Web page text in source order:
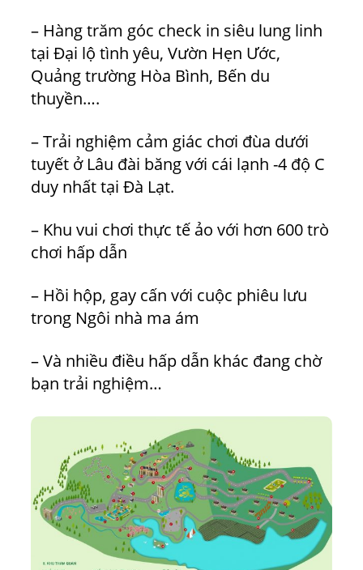
– Hàng trăm góc check in siêu lung linh
tại Đại lộ tình yêu, Vườn Hẹn Ước,
Quảng trường Hòa Bình, Bến du
thuyền….
– Trải nghiệm cảm giác chơi đùa dưới
tuyết ở Lâu đài băng với cái lạnh -4 độ C
duy nhất tại Đà Lạt.
– Khu vui chơi thực tế ảo với hơn 600 trò
chơi hấp dẫn
– Hồi hộp, gay cấn với cuộc phiêu lưu
trong Ngôi nhà ma ám
– Và nhiều điều hấp dẫn khác đang chờ
bạn trải nghiệm…